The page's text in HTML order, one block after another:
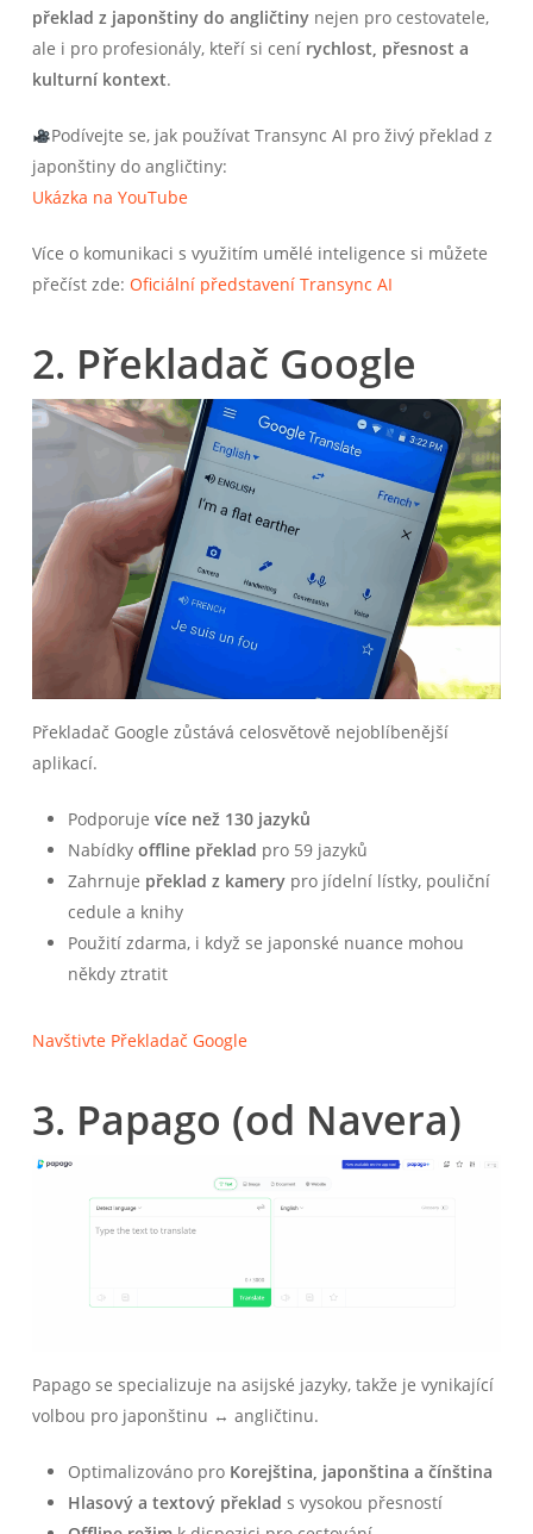
překlad z japonštiny do angličtinynejen pro cestovatele,
ale i pro profesionály, kteří si cení rychlost, přesnost a
kulturní kontext.
Podívejte se, jak používat Transync AI pro živý překlad z
japonštiny do angličtiny:
Ukázka na YouTube
Více o komunikaci s využitím umělé inteligence si můžete
přečíst zde: Oficiální představení Transync AI
2. Překladač Google
Překladač Google zůstává celosvětově nejoblíbenější
aplikací.
Podporuje více než 130 jazyků
Nabídky offline překlad pro 59 jazyků
Zahrnuje překlad z kamerypro jídelní lístky, pouliční
cedule a knihy
Použití zdarma, i když se japonské nuance mohou
někdy ztratit
Navštivte Překladač Google
3. Papago (od Navera)
Papago se specializuje na asijské jazyky, takže je vynikající
volbou pro japonštinu ↔ angličtinu.
Optimalizováno pro Korejština, japonština a čínština
Hlasový a textový překlad s vysokou přesností